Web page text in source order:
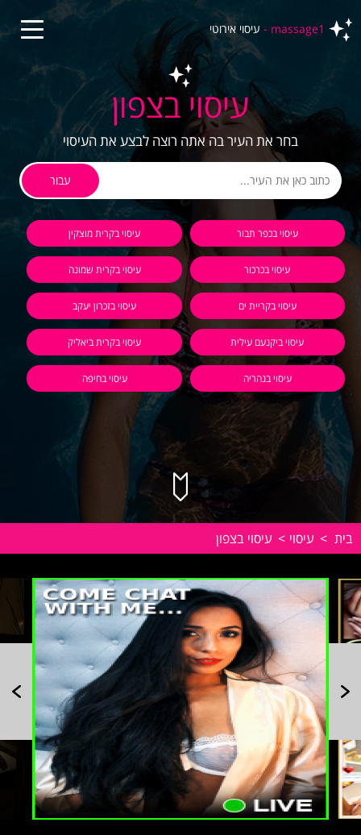
massage1 - עיסוי אירוטי
עיסוי בצפון
בחר את העיר בה אתה רוצה לבצע את העיסוי
עבור
עיסוי בכפר תבור עיסוי בקרית מוצקין
עיסוי בכרכור עיסוי בקרית שמונה
עיסוי בקריית ים עיסוי בזכרון יעקב
עיסוי ביקנעם עילית עיסוי בקרית ביאליק
עיסוי בנהריה עיסוי בחיפה
בית > עיסוי > עיסוי בצפון